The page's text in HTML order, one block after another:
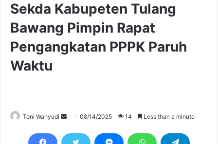
Sekda Kabupeten Tulang
Bawang Pimpin Rapat
Pengangkatan PPPK Paruh
Waktu
Toni Wahyudi
Send
email
08/14/2025 14 Less than a minute